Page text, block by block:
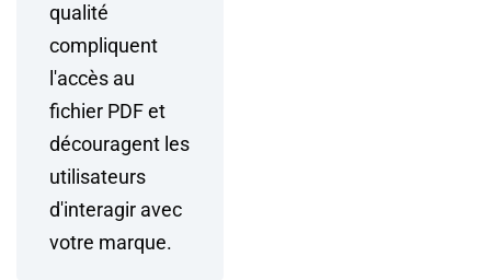
qualité
compliquent
l'accès au
fichier PDF et
découragent les
utilisateurs
d'interagir avec
votre marque.